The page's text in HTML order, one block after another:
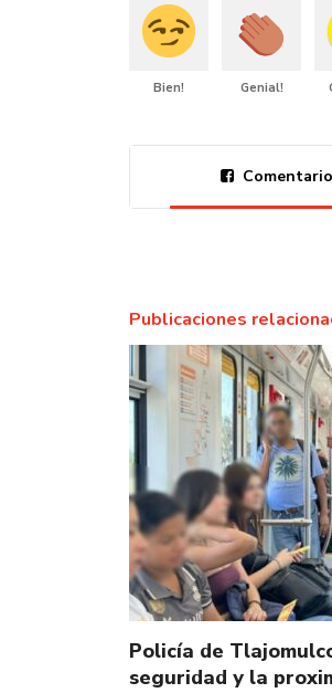
Bien! Genial!
Publicaciones
Policía de
seguridad y la